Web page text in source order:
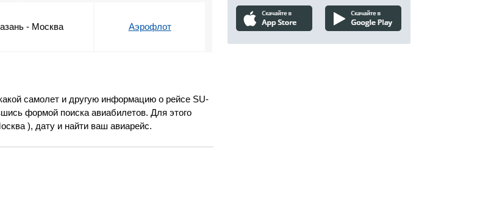
- Москва Аэрофлот
самолет и другую информацию о рейсе SU-
формой поиска авиабилетов. Для этого
), дату и найти ваш авиарейс.